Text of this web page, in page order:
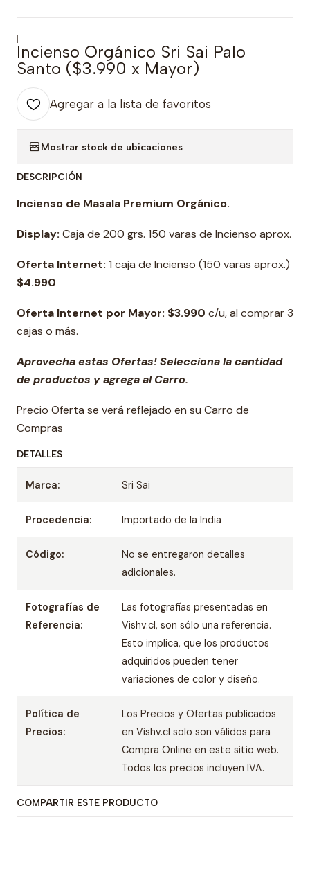
|
Incienso Orgánico Sri Sai Palo
Santo ($3.990 x Mayor)
Agregar a la lista de favoritos
Mostrar stock de ubicaciones
DESCRIPCIÓN
Incienso de Masala Premium Orgánico.
Display: Caja de 200 grs. 150 varas de Incienso aprox.
Oferta Internet: 1 caja de Incienso (150 varas aprox.)
$4.990
Oferta Internet por Mayor: $3.990 c/u, al comprar 3
cajas o más.
Aprovecha estas Ofertas! Selecciona la cantidad
de productos y agrega al Carro.
Precio Oferta se verá reflejado en su Carro de
Compras
DETALLES
Marca: Sri Sai
Procedencia: Importado de la India
Código:
No se entregaron detalles
adicionales.
Fotografías de
Referencia:
Las fotografías presentadas en
Vishv.cl, son sólo una referencia.
Esto implica, que los productos
adquiridos pueden tener
variaciones de color y diseño.
Política de
Precios:
Los Precios y Ofertas publicados
en Vishv.cl solo son válidos para
Compra Online en este sitio web.
Todos los precios incluyen IVA.
COMPARTIR ESTE PRODUCTO